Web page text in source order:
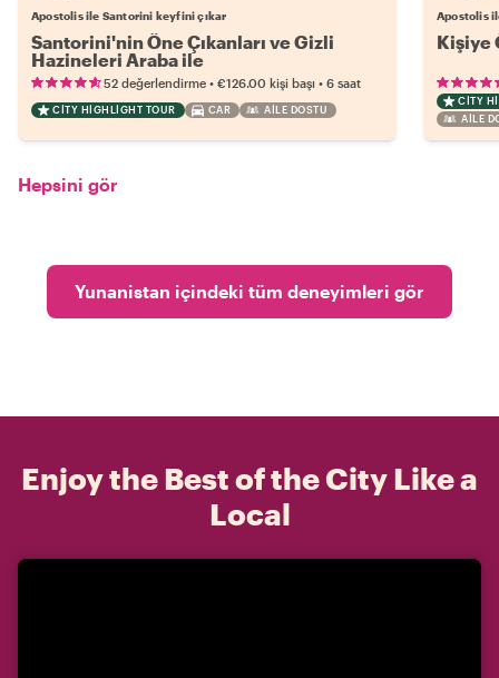
Apostolis ile Santorini keyfini çıkar
Santorini'nin Öne Çıkanları ve Gizli
Hazineleri Araba ile
52 değerlendirme • €126.00 kişi başı • 6 saat
CITY HIGHLIGHT TOUR CAR AILE DOSTU
Apostolis
Kişiye
CITY
AILE
Hepsini gör
Yunanistan içindeki tüm deneyimleri gör
Enjoy the Best of the City Like a
Local